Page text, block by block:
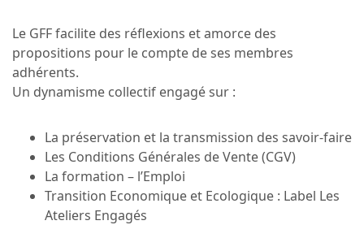
Le GFF facilite des réflexions et amorce des
propositions pour le compte de ses membres
adhérents.
Un dynamisme collectif engagé sur :
La préservation et la transmission des savoir-faire
Les Conditions Générales de Vente (CGV)
La formation – l’Emploi
Transition Economique et Ecologique : Label Les
Ateliers Engagés